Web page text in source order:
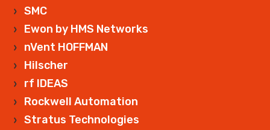
SMC
Ewon by HMS Networks
nVent HOFFMAN
Hilscher
rf IDEAS
Rockwell Automation
Stratus Technologies